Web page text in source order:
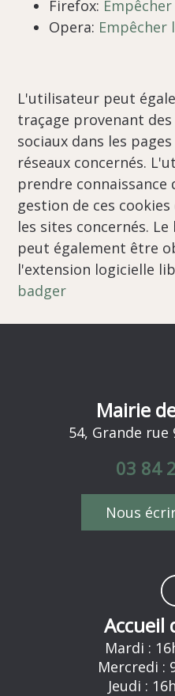
Firefox:
Opera: Empêcher
L'utilisateur peut
traçage provenant
sociaux dans les
réseaux concernés.
prendre connaissance
gestion de ces
les sites concernés.
peut également être
l'extension logicielle
badger
Mairie
54, Grande rue
03 84
Nous
Accueil
Mardi :
Mercredi :
Jeudi :